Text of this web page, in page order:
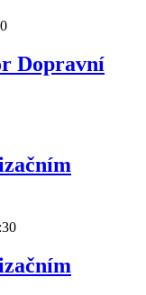
Dopravní